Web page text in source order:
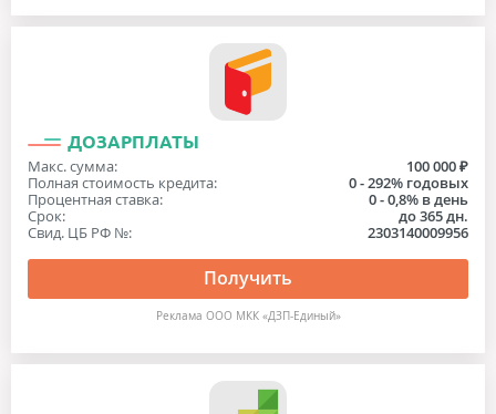
ДОЗАРПЛАТЫ
Макс. сумма:
100 000 ₽
Полная стоимость кредита:
0 - 292% годовых
Процентная ставка:
0 - 0,8% в день
Срок:
до 365 дн.
Свид. ЦБ РФ №:
2303140009956
Получить
Реклама ООО МКК «ДЗП-Единый»